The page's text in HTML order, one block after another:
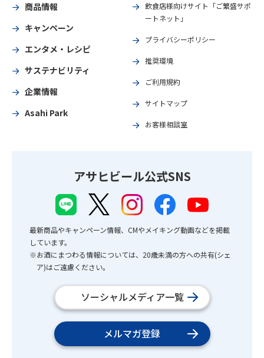
商品情報
キャンペーン
エンタメ・レシピ
サステナビリティ
企業情報
Asahi Park
飲食店様向けサイト「ご繁盛サポ
ートネット」
プライバシーポリシー
推奨環境
ご利用規約
サイトマップ
お客様相談室
アサヒビール公式SNS
最新商品やキャンペーン情報、CMやメイキング動画などを掲載
しています。
※お酒にまつわる情報については、20歳未満の方への共有(シェ
ア)はご遠慮ください。
ソーシャルメディア一覧
メルマガ登録